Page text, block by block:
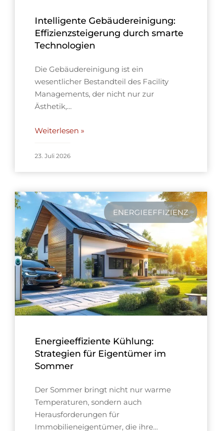
Intelligente Gebäudereinigung:
Effizienzsteigerung durch smarte
Technologien
Die Gebäudereinigung ist ein
wesentlicher Bestandteil des Facility
Managements, der nicht nur zur
Ästhetik,…
Weiterlesen »
23. Juli 2026
ENERGIEEFFIZIENZ
Energieeffiziente Kühlung:
Strategien für Eigentümer im
Sommer
Der Sommer bringt nicht nur warme
Temperaturen, sondern auch
Herausforderungen für
Immobilieneigentümer, die ihre…